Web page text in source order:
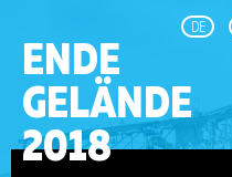
DE
ENDE
GELÄNDE
2018